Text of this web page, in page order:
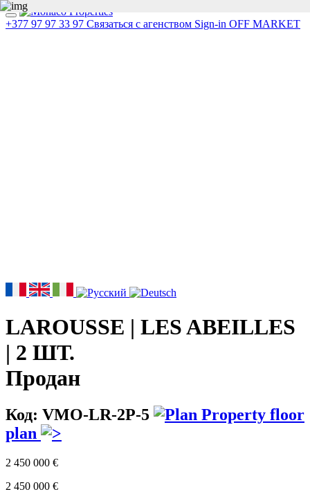
+377 97 97 33 97 Связаться с агенством Sign-in OFF MARKET
LAROUSSE | LES ABEILLES
| 2 ШТ.
Продан
Код: VMO-LR-2P-5
Property floor
plan
2 450 000 €
2 450 000 €